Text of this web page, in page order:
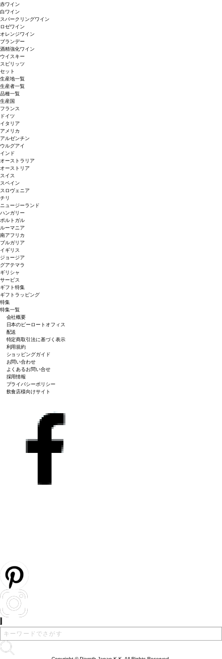
赤ワイン
白ワイン
スパークリングワイン
ロゼワイン
オレンジワイン
ブランデー
酒精強化ワイン
ウイスキー
スピリッツ
セット
生産地一覧
生産者一覧
品種一覧
生産国
フランス
ドイツ
イタリア
アメリカ
アルゼンチン
ウルグアイ
インド
オーストラリア
オーストリア
スイス
スペイン
スロヴェニア
チリ
ニュージーランド
ハンガリー
ポルトガル
ルーマニア
南アフリカ
ブルガリア
イギリス
ジョージア
グアテマラ
ギリシャ
サービス
ギフト特集
ギフトラッピング
特集
特集一覧
会社概要
日本のピーロートオフィス
配送
特定商取引法に基づく表示
利用規約
ショッピングガイド
お問い合わせ
よくあるお問い合せ
採用情報
プライバシーポリシー
飲食店様向けサイト